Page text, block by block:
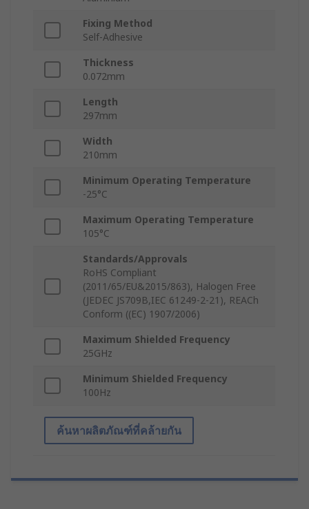
Fixing Method
Self-Adhesive
Thickness
0.072mm
Length
297mm
Width
210mm
Minimum Operating Temperature
-25°C
Maximum Operating Temperature
105°C
Standards/Approvals
RoHS Compliant
(2011/65/EU&2015/863), Halogen Free
(JEDEC JS709B,IEC 61249-2-21), REACh
Conform ((EC) 1907/2006)
Maximum Shielded Frequency
25GHz
Minimum Shielded Frequency
100Hz
ค้นหาผลิตภัณฑ์ที่คล้ายกัน